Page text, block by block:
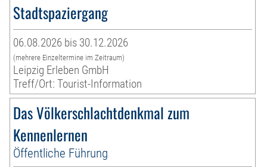
Stadtspaziergang
06.08.2026 bis 30.12.2026
(mehrere Einzeltermine im Zeitraum)
Leipzig Erleben GmbH
Treff/Ort: Tourist-Information
Das Völkerschlachtdenkmal zum
Kennenlernen
Öffentliche Führung